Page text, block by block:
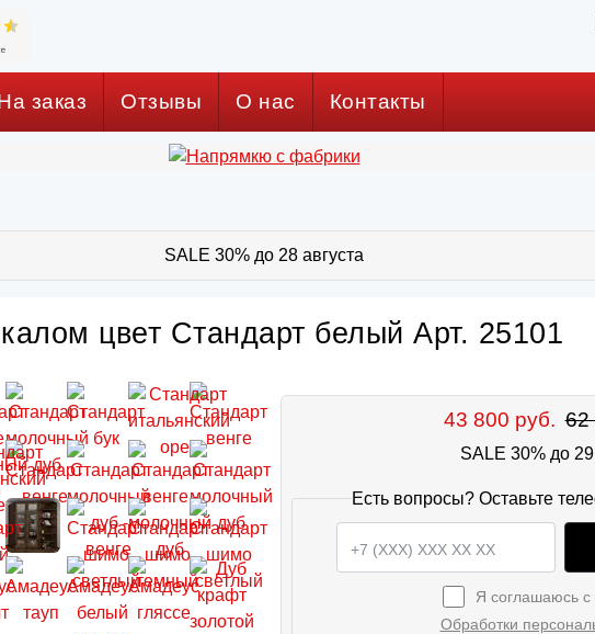
заказ Отзывы О нас Контакты
SALE 30% до 28 августа
цвет Стандарт белый Арт. 25101
43 800 руб. 62
SALE 30% до 29
Есть вопросы? Оставьте
Я соглашаюсь с
Обработки